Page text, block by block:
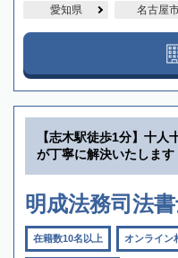
愛知県 名古屋
【志木駅徒歩1分】十
が丁寧に解決いたします
明成法務司法
在籍数10名以上 オンライン